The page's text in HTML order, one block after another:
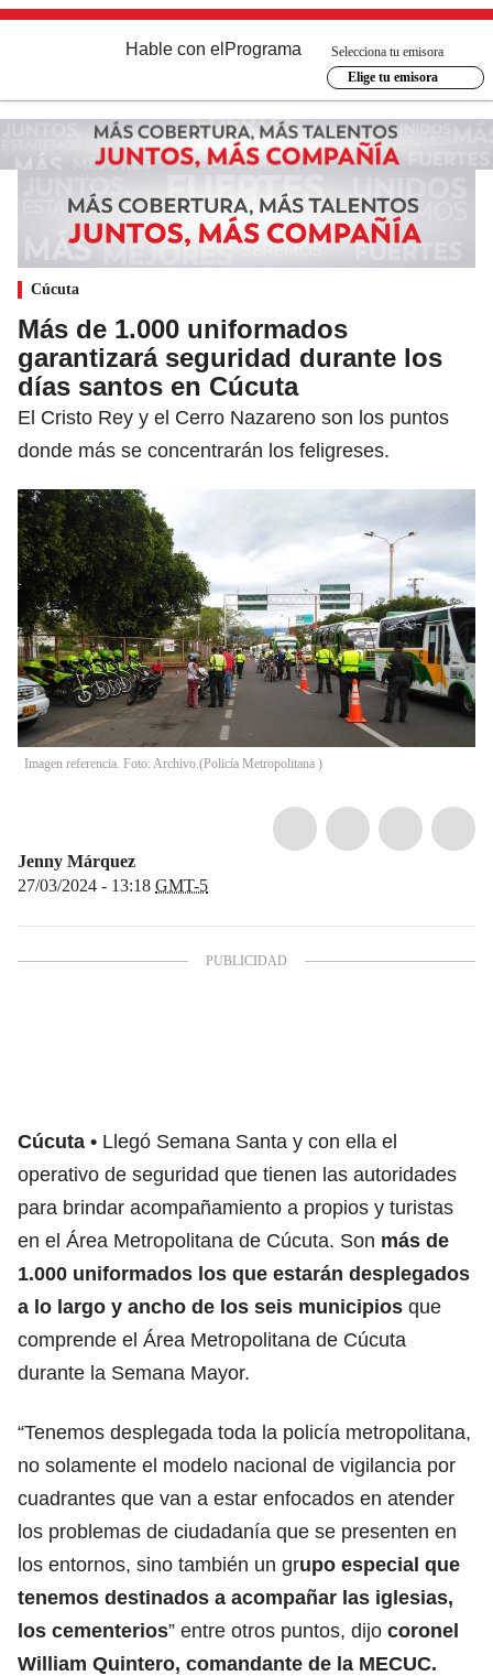
Hable con el Programa
Selecciona tu emisora
Elige tu emisora
Cúcuta
Más de 1.000 uniformados
garantizará seguridad durante los
días santos en Cúcuta
El Cristo Rey y el Cerro Nazareno son los puntos
donde más se concentrarán los feligreses.
Imagen referencia. Foto: Archivo.(Policía Metropolitana )
Jenny Márquez
27/03/2024 - 13:18 GMT-5
Cúcuta
Llegó Semana Santa y con ella el
operativo de seguridad que tienen las autoridades
para brindar acompañamiento a propios y turistas
en el Área Metropolitana de Cúcuta. Son más de
1.000 uniformados los que estarán desplegados
a lo largo y ancho de los seis municipios que
comprende el Área Metropolitana de Cúcuta
durante la Semana Mayor.
“Tenemos desplegada toda la policía metropolitana,
no solamente el modelo nacional de vigilancia por
cuadrantes que van a estar enfocados en atender
los problemas de ciudadanía que se presenten en
los entornos, sino también un grupo especial que
tenemos destinados a acompañar las iglesias,
los cementerios” entre otros puntos, dijo coronel
William Quintero, comandante de la MECUC.